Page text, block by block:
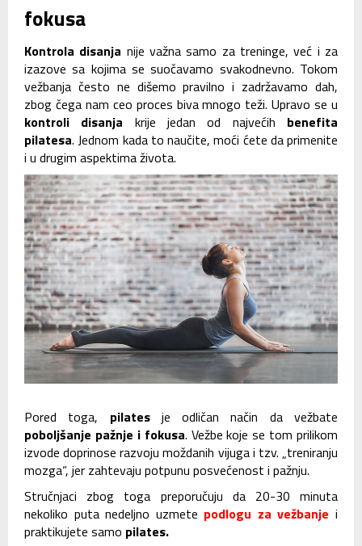
fokusa
Kontrola disanja nije važna samo za treninge, već i za
izazove sa kojima se suočavamo svakodnevno. Tokom
vežbanja često ne dišemo pravilno i zadržavamo dah,
zbog čega nam ceo proces biva mnogo teži. Upravo se u
kontroli disanja krije jedan od najvećih benefita
pilatesa. Jednom kada to naučite, moći ćete da primenite
i u drugim aspektima života.
Pored toga, pilates je odličan način da vežbate
poboljšanje pažnje i fokusa. Vežbe koje se tom prilikom
izvode doprinose razvoju moždanih vijuga i tzv. „treniranju
mozga“, jer zahtevaju potpunu posvećenost i pažnju.
Stručnjaci zbog toga preporučuju da 20-30 minuta
nekoliko puta nedeljno uzmete podlogu za vežbanje i
praktikujete samo pilates.